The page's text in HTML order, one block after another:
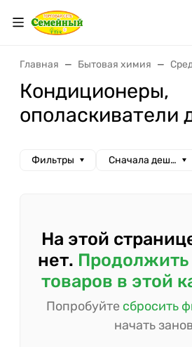
Главная Бытовая химия
Кондиционеры,
ополаскиватели
Фильтры Сначала дешевые
На этой
нет. Продолжить
товаров в этой
Попробуйте сбросить
начать